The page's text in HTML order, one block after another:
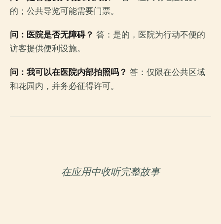
的；公共导览可能需要门票。
问：医院是否无障碍？ 答：是的，医院为行动不便的
访客提供便利设施。
问：我可以在医院内部拍照吗？ 答：仅限在公共区域
和花园内，并务必征得许可。
在应用中收听完整故事